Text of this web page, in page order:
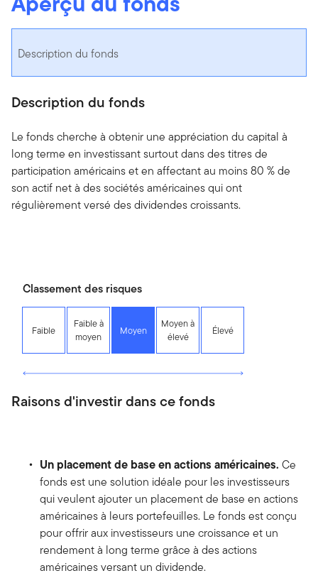
Description du fonds
Description du fonds
Le fonds cherche à obtenir une appréciation du capital à
long terme en investissant surtout dans des titres de
participation américains et en affectant au moins 80 % de
son actif net à des sociétés américaines qui ont
régulièrement versé des dividendes croissants.
Classement des risques
Faible
Faible à
moyen
Moyen
Moyen à
élevé
Élevé
Raisons d'investir dans ce fonds
Un placement de base en actions américaines. Ce
fonds est une solution idéale pour les investisseurs
qui veulent ajouter un placement de base en actions
américaines à leurs portefeuilles. Le fonds est conçu
pour offrir aux investisseurs une croissance et un
rendement à long terme grâce à des actions
américaines versant un dividende.